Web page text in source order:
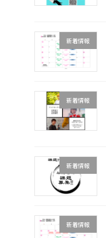
新着情報
新着情報
新着情報
新着情報